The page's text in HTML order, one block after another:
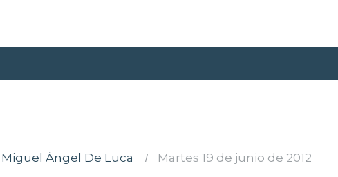
Ángel De Luca I Martes 19 de junio de 2012